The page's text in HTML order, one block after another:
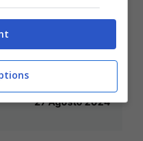
a Calegna:
alla
27 Agosto 2024